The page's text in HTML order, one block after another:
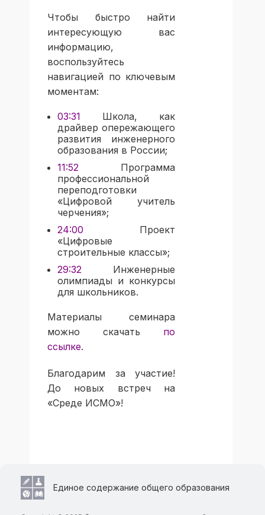
Чтобы быстро найти
интересующую вас
информацию,
воспользуйтесь
навигацией по ключевым
моментам:
03:31 Школа, как
драйвер опережающего
развития инженерного
образования в России;
11:52 Программа
профессиональной
переподготовки
«Цифровой учитель
черчения»;
24:00 Проект
«Цифровые
строительные классы»;
29:32 Инженерные
олимпиады и конкурсы
для школьников.
Материалы семинара
можно скачать по
ссылке.
Благодарим за участие!
До новых встреч на
«Среде ИСМО»!
Единое содержание общего образования